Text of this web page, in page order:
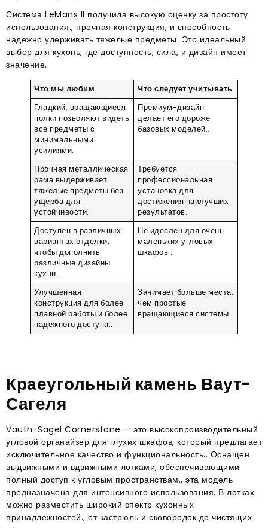
Система LeMans II получила высокую оценку за простоту
использования., прочная конструкция, и способность
надежно удерживать тяжелые предметы. Это идеальный
выбор для кухонь, где доступность, сила, и дизайн имеет
значение.
Что мы любим
Что следует учитывать
Гладкий, вращающиеся
полки позволяют видеть
все предметы с
минимальными
усилиями..
Премиум-дизайн
делает его дороже
базовых моделей..
Прочная металлическая
рама выдерживает
тяжелые предметы без
ущерба для
устойчивости..
Требуется
профессиональная
установка для
достижения наилучших
результатов..
Доступен в различных
вариантах отделки,
чтобы дополнить
различные дизайны
кухни..
Не идеален для очень
маленьких угловых
шкафов..
Улучшенная
конструкция для более
плавной работы и более
надежного доступа..
Занимает больше места,
чем простые
вращающиеся системы..
Краеугольный камень Ваут-
Сагеля
Vauth-Sagel Cornerstone — это высокопроизводительный
угловой органайзер для глухих шкафов, который предлагает
исключительное качество и функциональность.. Оснащен
выдвижными и вдвижными лотками, обеспечивающими
полный доступ к угловым пространствам., эта модель
предназначена для интенсивного использования. В лотках
можно разместить широкий спектр кухонных
принадлежностей., от кастрюль и сковородок до чистящих